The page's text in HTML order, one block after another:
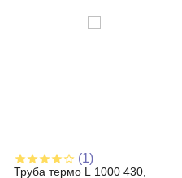
(1)
Труба термо L 1000 430,